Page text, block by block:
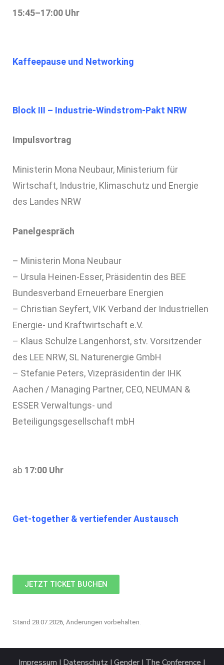
15:45–17:00 Uhr
Kaffeepause und Networking
Block III – Industrie-Windstrom-Pakt NRW
Impulsvortrag
Ministerin Mona Neubaur, Ministerium für
Wirtschaft, Industrie, Klimaschutz und Energie
des Landes NRW
Panelgespräch
– Ministerin Mona Neubaur
– Ursula Heinen-Esser, Präsidentin des BEE
Bundesverband Erneuerbare Energien
– Christian Seyfert, VIK Verband der Industriellen
Energie- und Kraftwirtschaft e.V.
– Klaus Schulze Langenhorst, stv. Vorsitzender
des LEE NRW, SL Naturenergie GmbH
– Stefanie Peters, Vizepräsidentin der IHK
Aachen / Managing Partner, CEO, NEUMAN &
ESSER Verwaltungs- und
Beteiligungsgesellschaft mbH
ab 17:00 Uhr
Get-together & vertiefender Austausch
JETZT TICKET BUCHEN
Stand 28.07.2026, Änderungen vorbehalten.
Impressum I Datenschutz I Gender I The Conference |